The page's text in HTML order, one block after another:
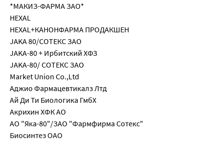
*МАКИЗ-ФАРМА ЗАО*
HEXAL
HEXAL+КАНОНФАРМА ПРОДАКШЕН
JAKA 80/СОТЕКС ЗАО
JAKA-80 + Ирбитский ХФЗ
JAKA-80/ СОТЕКС ЗАО
Market Union Co.,Ltd
Аджио Фармацевтикалз Лтд
Ай Ди Ти Биологика ГмбХ
Акрихин ХФК АО
АО "Яка-80"/ЗАО "Фармфирма Сотекс"
Биосинтез ОАО